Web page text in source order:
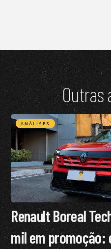
Outras
ANÁLISES
Renault Boreal
mil em promoção: